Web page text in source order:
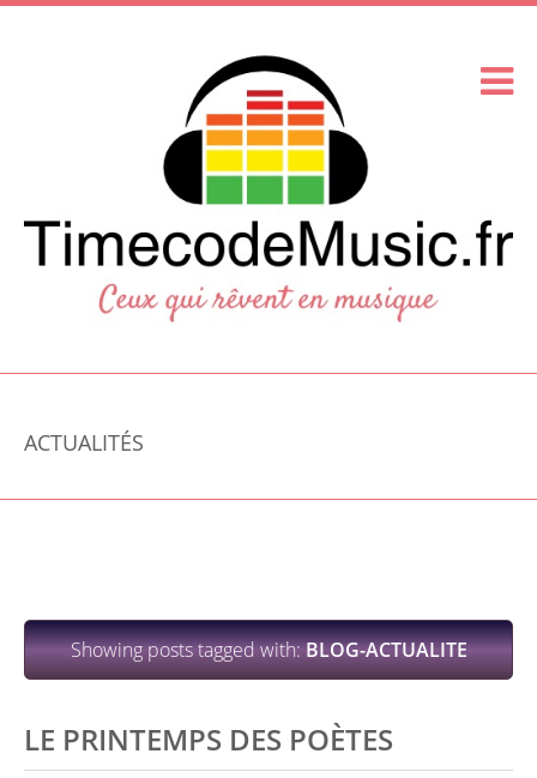
ACTUALITÉS
Showing posts tagged with:BLOG-ACTUALITE
LE PRINTEMPS DES POÈTES